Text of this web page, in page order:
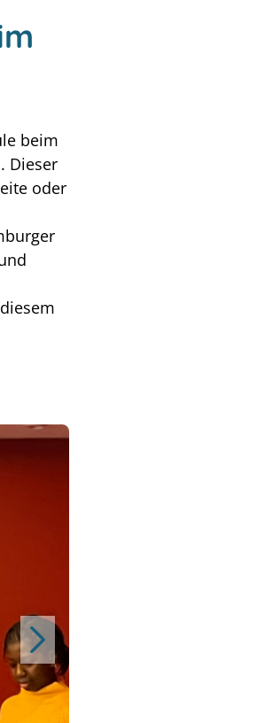
beim
Dieser
oder